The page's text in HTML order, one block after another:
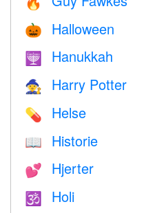
🎃 Halloween
🕎 Hanukkah
🧙 Harry Potter
💊 Helse
📖 Historie
💕 Hjerter
🕉 Holi